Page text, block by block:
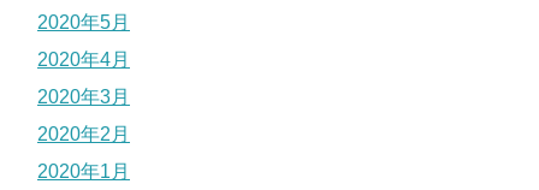
2020年5月
2020年4月
2020年3月
2020年2月
2020年1月